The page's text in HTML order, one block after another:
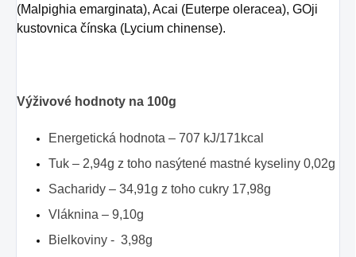
(Malpighia emarginata), Acai (Euterpe oleracea), GOji
kustovnica čínska (Lycium chinense).
Výživové hodnoty na 100g
Energetická hodnota – 707 kJ/171kcal
Tuk – 2,94g z toho nasýtené mastné kyseliny 0,02g
Sacharidy – 34,91g z toho cukry 17,98g
Vláknina – 9,10g
Bielkoviny - 3,98g